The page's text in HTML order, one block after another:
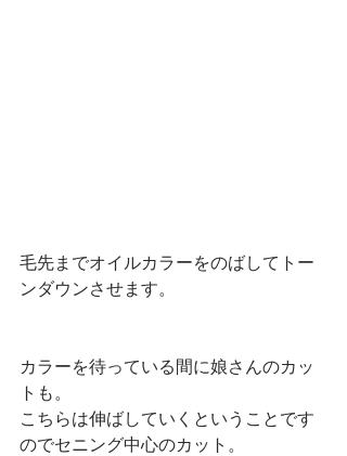
毛先までオイルカラーをのばしてトー
ンダウンさせます。
カラーを待っている間に娘さんのカッ
トも。
こちらは伸ばしていくということです
のでセニング中心のカット。